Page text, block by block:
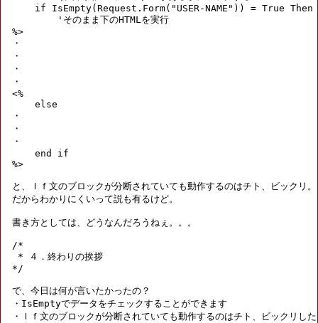
    if IsEmpty(Request.Form("USER-NAME")) = True Then
        'そのまま下のHTMLを実行
%>
・
・
・
・
<%
    else
・
・
・
    end if
%>
と、Ｉｆ文のブロックが分断されていても動作するのはチト、ビックリ。
だからわかりにくいって説も有るけど。
書き方としては、どうなんだろうねぇ。。。
/*
* ４．終わりの挨拶
*/
で、今日は何が言いたかったの？
・IsEmptyでデータをチェックすることができます
・Ｉｆ文のブロックが分断されていても動作するのはチト、ビックリし